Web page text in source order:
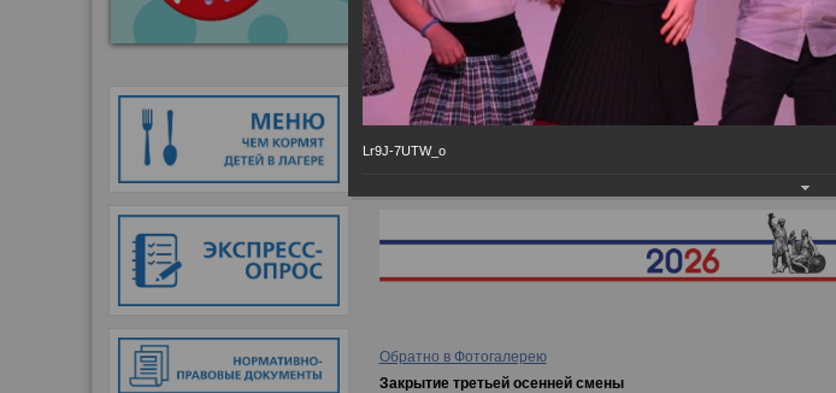
Главная→Фотогалерея Закрытие третьей осенней смены
Обратно в Фотогалерею
Закрытие третьей осенней смены
Lr9J-7UTW_o